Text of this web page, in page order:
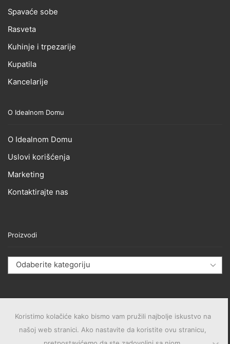
Spavaće sobe
Rasveta
Kuhinje i trpezarije
Kupatila
Kancelarije
O Idealnom Domu
O Idealnom Domu
Uslovi korišćenja
Marketing
Kontaktirajte nas
Proizvodi
Odaberite kategoriju
Koristimo kolačiće kako bismo vam pružili najbolje iskustvo na
našoj web stranici. Ako nastavite da koristite ovu stranicu,